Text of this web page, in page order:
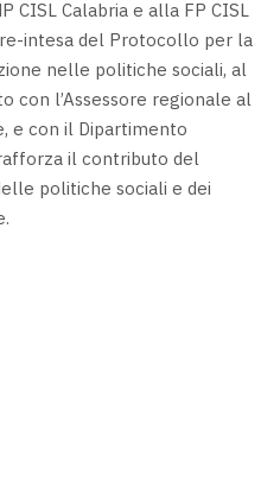
CISL Calabria e alla FP CISL
intesa del Protocollo per la
nelle politiche sociali, al
con l’Assessore regionale al
e con il Dipartimento
il contributo del
politiche sociali e dei